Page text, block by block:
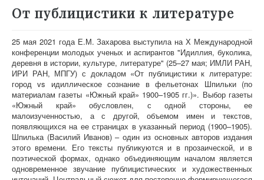
От публицистики к литературе
25 мая 2021 года Е.М. Захарова выступила на Х Международной
конференции молодых ученых и аспирантов "Идиллия, буколика,
деревня в истории, культуре, литературе" (25–27 мая; ИМЛИ РАН,
ИРИ РАН, МПГУ) с докладом «От публицистики к литературе:
город vs идиллическое сознание в фельетонах Шпильки (по
материалам газеты «Южный край» 1900–1905 гг.)». Выбор газеты
«Южный край» обусловлен, с одной стороны, ее
малоизученностью, а с другой, объемом имен и текстов,
появляющихся на ее страницах в указанный период (1900–1905).
Шпилька (Василий Иванов) – один из основных авторов издания
этого времени. Его тексты публикуются и в прозаической, и в
поэтической формах, однако объединяющим началом является
одновременное звучание публицистических и художественных